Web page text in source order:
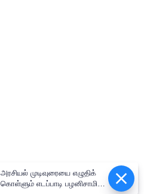
அரசியல் முடிவுரையை எழுதிக்
கொள்ளும் எடப்பாடி பழனிசாமி!!